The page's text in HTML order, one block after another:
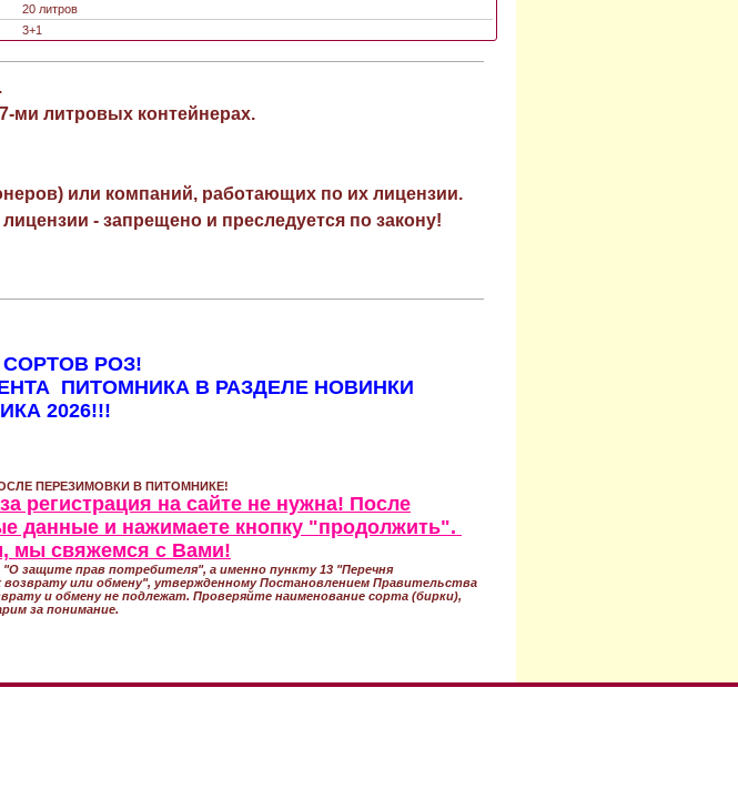
20 литров
3+1
ми литровых контейнерах.
или компаний, работающих по их лицензии.
- запрещено и преследуется по закону!
СОРТОВ РОЗ!
ПИТОМНИКА В РАЗДЕЛЕ НОВИНКИ
2026!!!
ПЕРЕЗИМОВКИ В ПИТОМНИКЕ!
регистрация на сайте не нужна! После
данные и нажимаете кнопку "продолжить".
мы свяжемся с Вами!
защите прав потребителя", а именно пункту 13 "Перечня
или обмену", утвержденному Постановлением Правительства
и обмену не подлежат. Проверяйте наименование сорта (бирки),
за понимание.